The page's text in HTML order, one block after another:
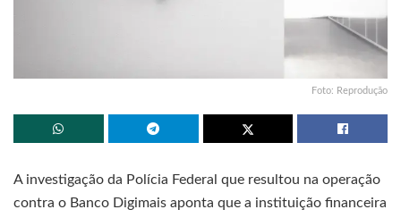
Foto: Reprodução
A investigação da Polícia Federal que resultou na operação
contra o Banco Digimais aponta que a instituição financeira